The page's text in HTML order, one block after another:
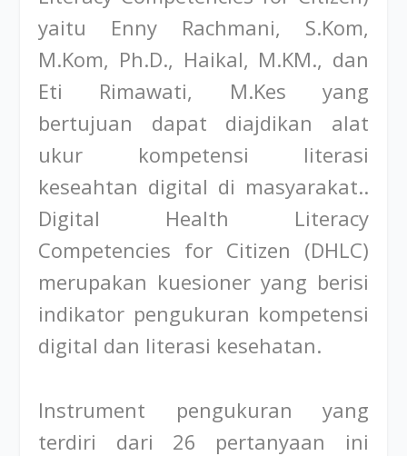
yaitu Enny Rachmani, S.Kom,
M.Kom, Ph.D., Haikal, M.KM., dan
Eti Rimawati, M.Kes yang
bertujuan dapat diajdikan alat
ukur kompetensi literasi
keseahtan digital di masyarakat..
Digital Health Literacy
Competencies for Citizen (DHLC)
merupakan kuesioner yang berisi
indikator pengukuran kompetensi
digital dan literasi kesehatan.
Instrument pengukuran yang
terdiri dari 26 pertanyaan ini